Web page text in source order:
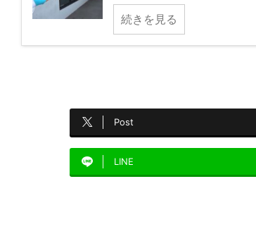
続きを見る
Post
LINE